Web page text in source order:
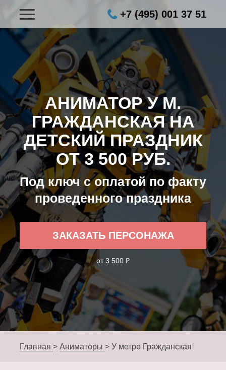
+7 (495) 001 37 51
АНИМАТОР У М.
ГРАЖДАНСКАЯ НА
ДЕТСКИЙ ПРАЗДНИК
ОТ 3 500 РУБ.
Под ключ с оплатой по факту
проведенного праздника
ЗАКАЗАТЬ ПЕРСОНАЖА
от 3 500 ₽
Главная > Аниматоры > У метро Гражданская